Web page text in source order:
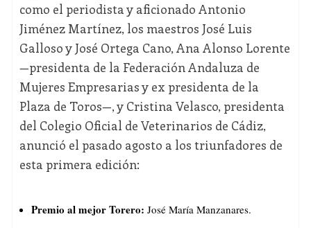
como el periodista y aficionado Antonio
Jiménez Martínez, los maestros José Luis
Galloso y José Ortega Cano, Ana Alonso Lorente
—presidenta de la Federación Andaluza de
Mujeres Empresarias y ex presidenta de la
Plaza de Toros—, y Cristina Velasco, presidenta
del Colegio Oficial de Veterinarios de Cádiz,
anunció el pasado agosto a los triunfadores de
esta primera edición:
Premio al mejor Torero: José María Manzanares.